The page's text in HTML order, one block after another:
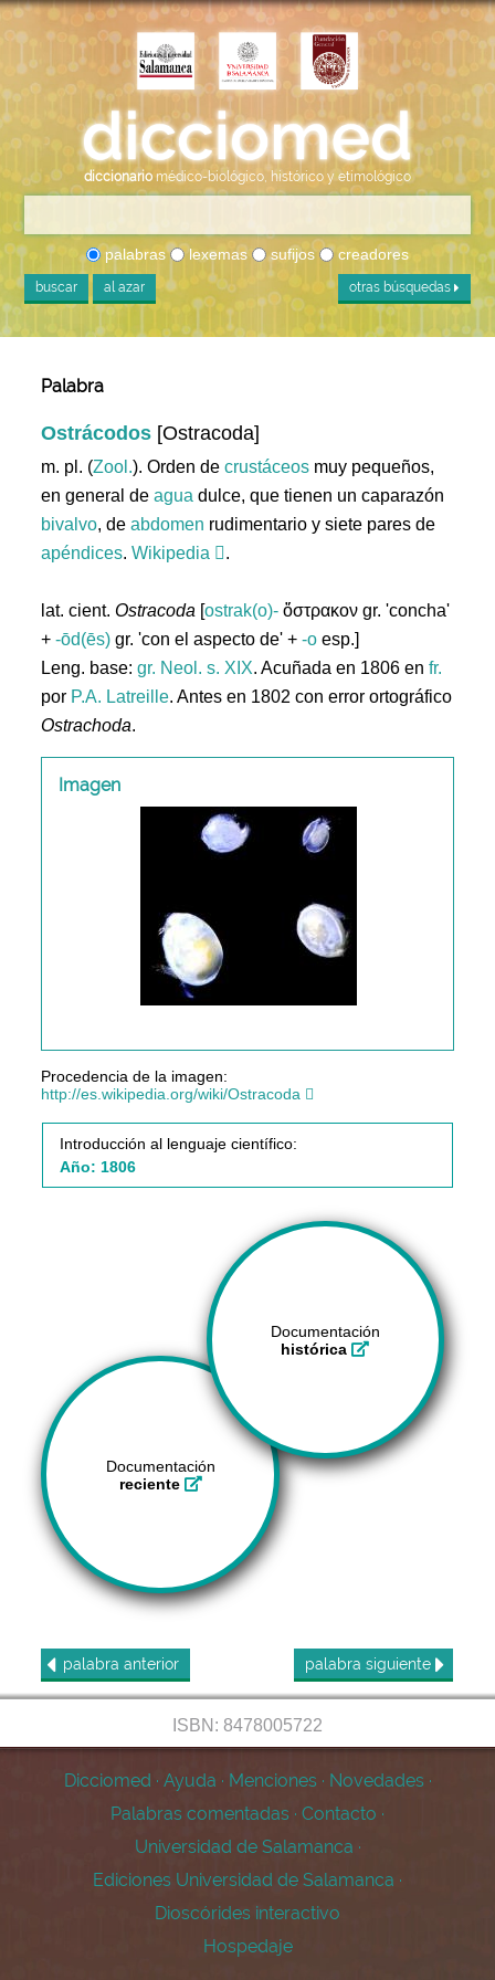
diccionario médico-biológico, histórico y etimológico
palabras lexemas sufijos creadores
buscar al azar otras búsquedas
Palabra
Ostrácodos [Ostracoda]
m. pl. (Zool.). Orden decrustáceos muy pequeños,
en general deagua dulce, que tienen un caparazón
bivalvo, deabdomen rudimentario y siete pares de
apéndices.Wikipedia .
lat. cient.Ostracoda [ostrak(o)- ὄστρακον gr. 'concha'
+-ōd(ēs) gr. 'con el aspecto de' +-o esp.]
Leng. base:gr. Neol. s. XIX. Acuñada en 1806 enfr.
por P.A. Latreille. Antes en 1802 con error ortográfico
Ostrachoda.
Imagen
Procedencia de la imagen:
http://es.wikipedia.org/wiki/Ostracoda
Introducción al lenguaje científico:
Año: 1806
Documentación
histórica
Documentación
reciente
palabra anterior palabra siguiente
ISBN: 8478005722
Dicciomed · Ayuda · Menciones · Novedades ·
Palabras comentadas · Contacto ·
Universidad de Salamanca ·
Ediciones Universidad de Salamanca ·
Dioscórides interactivo
Hospedaje